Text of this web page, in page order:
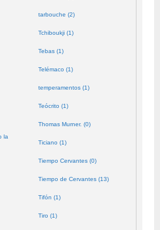
la
tarbouche (2)
Tchiboukji (1)
Tebas (1)
Telémaco (1)
temperamentos (1)
Teócrito (1)
Thomas Murner. (0)
Ticiano (1)
Tiempo Cervantes (0)
Tiempo de Cervantes (13)
Tifón (1)
Tiro (1)